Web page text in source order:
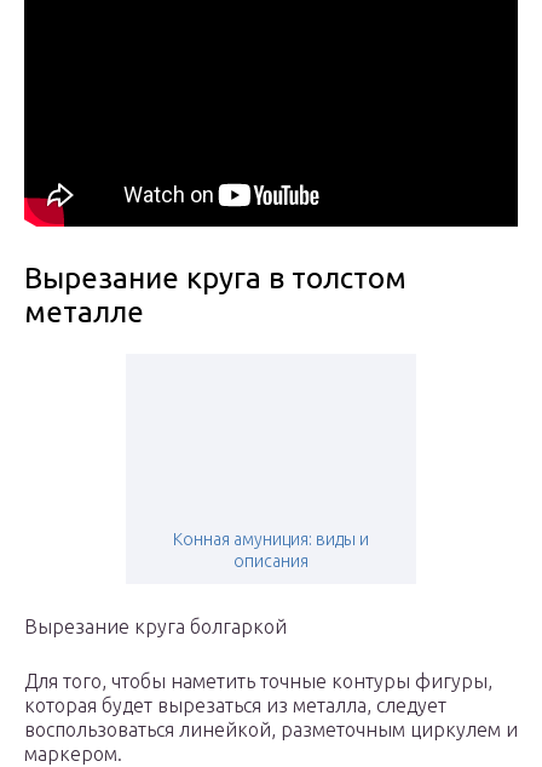
Вырезание круга в толстом
металле
Конная амуниция: виды и
описания
Вырезание круга болгаркой
Для того, чтобы наметить точные контуры фигуры,
которая будет вырезаться из металла, следует
воспользоваться линейкой, разметочным циркулем и
маркером.